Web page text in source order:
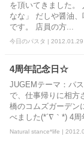
を頂いてきました。
なな」 だしや醤油
です。 店員の方...
今日のパスタ |
4周年記念日☆
JUGEMテーマ：パ
で、仕事帰りに相
橋のコムズガーデン
べました(*´∇｀*) 4周
Natural stance*life |